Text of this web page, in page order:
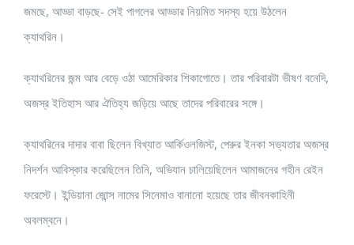
জমছে, আড্ডা বাড়ছে- সেই পাগলের আড্ডার নিয়মিত সদস্য হয়ে উঠলেন
ক্যাথরিন।
ক্যাথরিনের জন্ম আর বেড়ে ওঠা আমেরিকার শিকাগোতে। তার পরিবারটা ভীষণ বনেদি,
অজস্র ইতিহাস আর ঐতিহ্য জড়িয়ে আছে তাদের পরিবারের সঙ্গে।
ক্যাথরিনের দাদার বাবা ছিলেন বিখ্যাত আর্কিওলজিস্ট, পেরুর ইনকা সভ্যতার অজস্র
নিদর্শন আবিস্কার করেছিলেন তিনি, অভিযান চালিয়েছিলেন আমাজনের গহীন রেইন
ফরেস্টে। ইন্ডিয়ানা জোন্স নামের সিনেমাও বানানো হয়েছে তার জীবনকাহিনী
অবলম্বনে।